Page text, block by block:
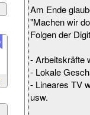
Am Ende
"Machen wir
Folgen der
- Arbeitskräfte
- Lokale
- Lineares TV
usw.